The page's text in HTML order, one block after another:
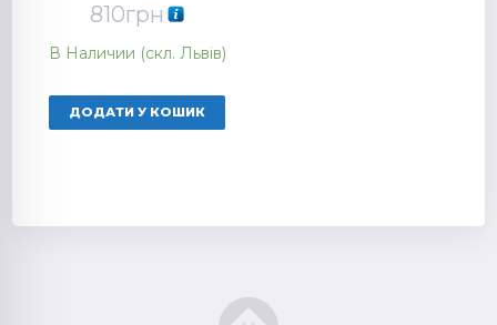
810грн
В Наличии (скл. Львів)
ДОДАТИ У КОШИК